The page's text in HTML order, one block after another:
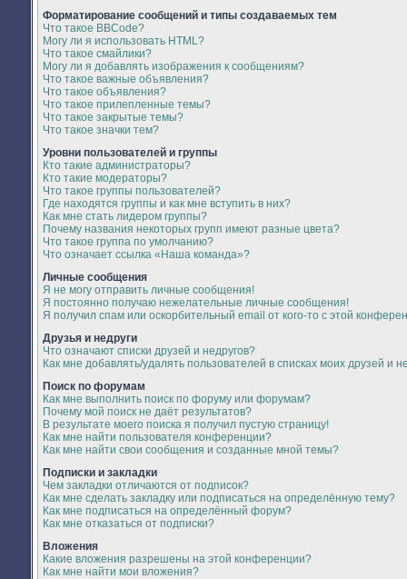
Форматирование сообщений и типы создаваемых тем
Что такое BBCode?
Могу ли я использовать HTML?
Что такое смайлики?
Могу ли я добавлять изображения к сообщениям?
Что такое важные объявления?
Что такое объявления?
Что такое прилепленные темы?
Что такое закрытые темы?
Что такое значки тем?
Уровни пользователей и группы
Кто такие администраторы?
Кто такие модераторы?
Что такое группы пользователей?
Где находятся группы и как мне вступить в них?
Как мне стать лидером группы?
Почему названия некоторых групп имеют разные цвета?
Что такое группа по умолчанию?
Что означает ссылка «Наша команда»?
Личные сообщения
Я не могу отправить личные сообщения!
Я постоянно получаю нежелательные личные сообщения!
Я получил спам или оскорбительный email от кого-то с этой
Друзья и недруги
Что означают списки друзей и недругов?
Как мне добавлять/удалять пользователей в списках моих друзей и
Поиск по форумам
Как мне выполнить поиск по форуму или форумам?
Почему мой поиск не даёт результатов?
В результате моего поиска я получил пустую страницу!
Как мне найти пользователя конференции?
Как мне найти свои сообщения и созданные мной темы?
Подписки и закладки
Чем закладки отличаются от подписок?
Как мне сделать закладку или подписаться на определённую тему?
Как мне подписаться на определённый форум?
Как мне отказаться от подписки?
Вложения
Какие вложения разрешены на этой конференции?
Как мне найти мои вложения?